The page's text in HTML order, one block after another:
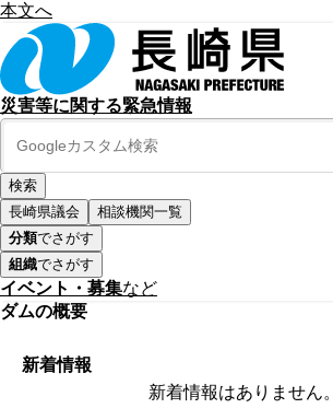
本文へ
災害等に関する緊急情報
長崎県議会
相談機関一覧
分類でさがす
組織でさがす
イベント・募集など
ダムの概要
新着情報
新着情報はありません。